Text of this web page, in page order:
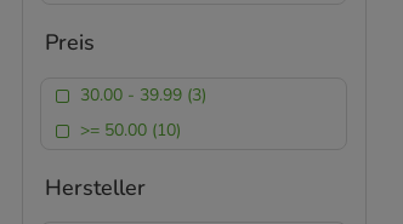
Preis
30.00 - 39.99 (3)
>= 50.00 (10)
Hersteller